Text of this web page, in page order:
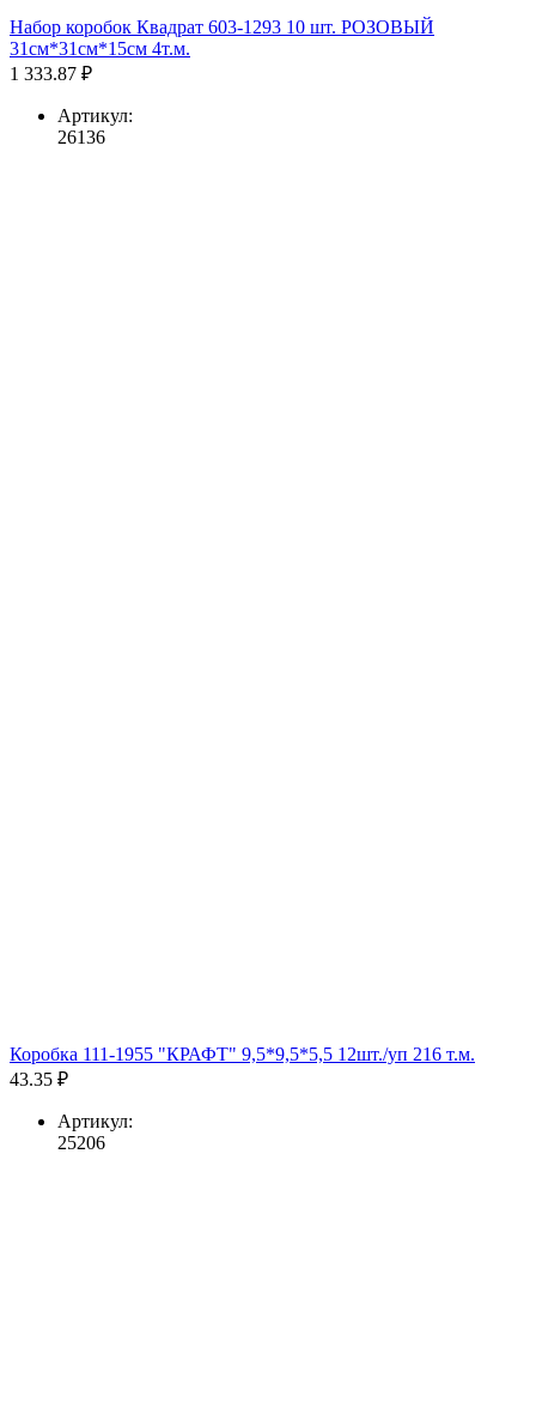
Набор коробок Квадрат 603-1293 10 шт. РОЗОВЫЙ
31см*31см*15см 4т.м.
1 333.87 ₽
Артикул:
26136
Коробка 111-1955 "КРАФТ" 9,5*9,5*5,5 12шт./уп 216 т.м.
43.35 ₽
Артикул:
25206